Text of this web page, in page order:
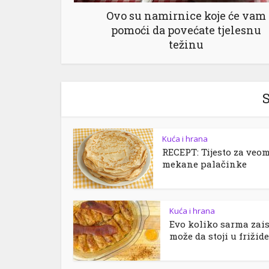
Ovo su namirnice koje će vam
pomoći da povećate tjelesnu
težinu
Kuća i hrana
RECEPT: Tijesto za
mekane palačinke
Kuća i hrana
Evo koliko sarma
može da stoji u